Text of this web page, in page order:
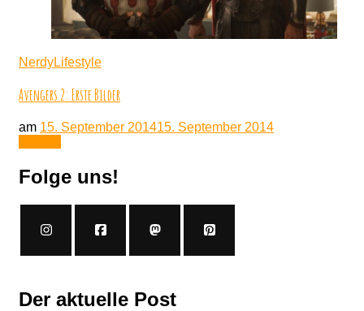
NerdyLifestyle
Avengers 2: Erste Bilder
am 15. September 201415. September 2014
Folge uns!
Der aktuelle Post